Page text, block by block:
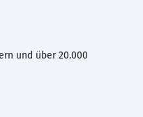
und über 20.000